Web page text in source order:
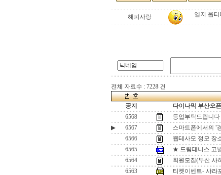
해피사랑 엘지 옵티
전체 자료수 : 7228 건
공지
다이나믹 부산오
6568
등업부탁드립니다
▶
6567
스마트폰에서의 '
6566
웹테사모 정모 장
6565
★ 드림테니스 고
6564
회원모집(부산 사
6563
티켓이벤트- 샤라